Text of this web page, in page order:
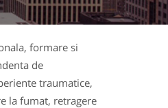
formare si
de
traumatice,
la fumat, retragere